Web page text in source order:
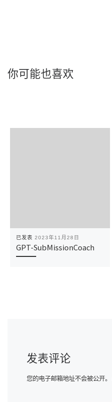
你可能也喜欢
已发表 2023年11月28日
GPT-SubMissionCoach
发表评论
您的电子邮箱地址不会被公开。